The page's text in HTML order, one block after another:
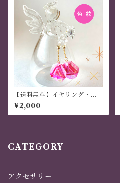
【送料無料】イヤリング・ピ
アス 「色紋」 ３枚組 ピンク
¥2,000
CATEGORY
アクセサリー